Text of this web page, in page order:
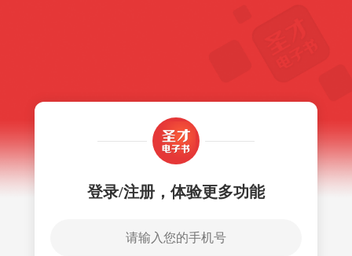
登录/注册，体验更多功能